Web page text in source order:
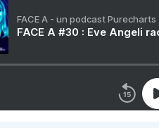
FACE A - un podcast Purecharts
FACE A #30 : Eve Angeli